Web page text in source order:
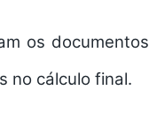
os documentos
no cálculo final.